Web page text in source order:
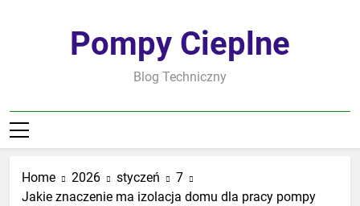
Pompy Cieplne
Blog Techniczny
Home 2026 styczeń
7
Jakie znaczenie ma izolacja domu dla pracy pompy